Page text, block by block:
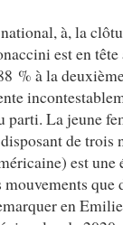
à, la
est en
% à la
parti. La jeune
de trois
est
mouvements que
en